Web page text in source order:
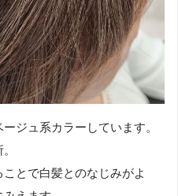
ジュ系カラーしています。
とで白髪とのなじみがよ